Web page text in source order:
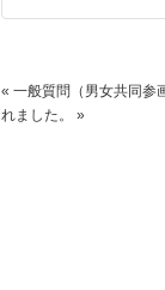
« 一般質問（男女共同参
れました。
»